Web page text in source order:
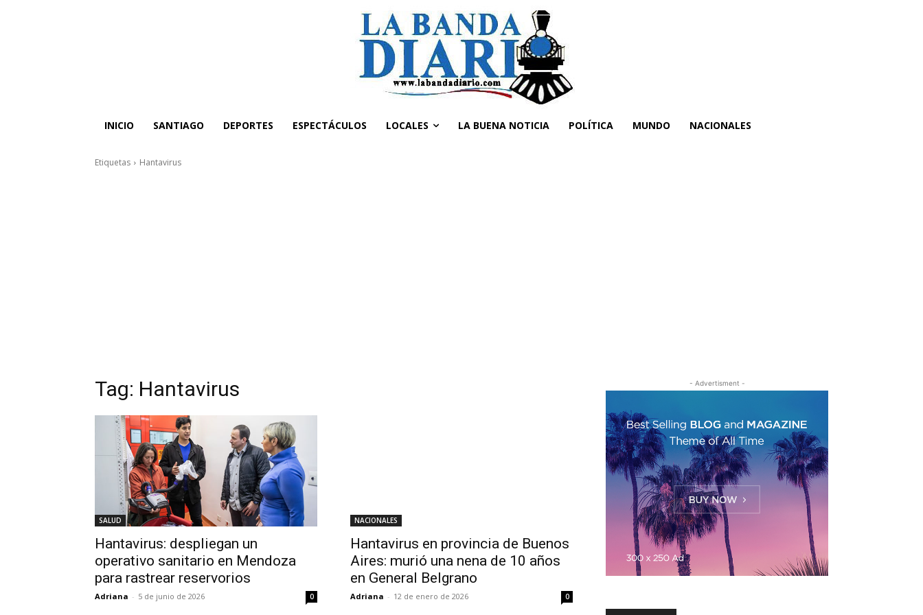
INICIO SANTIAGO DEPORTES ESPECTÁCULOS LOCALES LA BUENA NOTICIA POLÍTICA MUNDO NACIONALES
Etiquetas Hantavirus
Tag: Hantavirus
SALUD
Hantavirus: despliegan un
operativo sanitario en Mendoza
para rastrear reservorios
Adriana - 5 de junio de 2026 0
NACIONALES
Hantavirus en provincia de Buenos
Aires: murió una nena de 10 años
en General Belgrano
Adriana - 12 de enero de 2026 0
- Advertisment -